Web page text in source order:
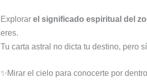
Explorar el significado espiritual del
eres.
Tu carta astral no dicta tu destino, pero
✨Mirar el cielo para conocerte por dentro